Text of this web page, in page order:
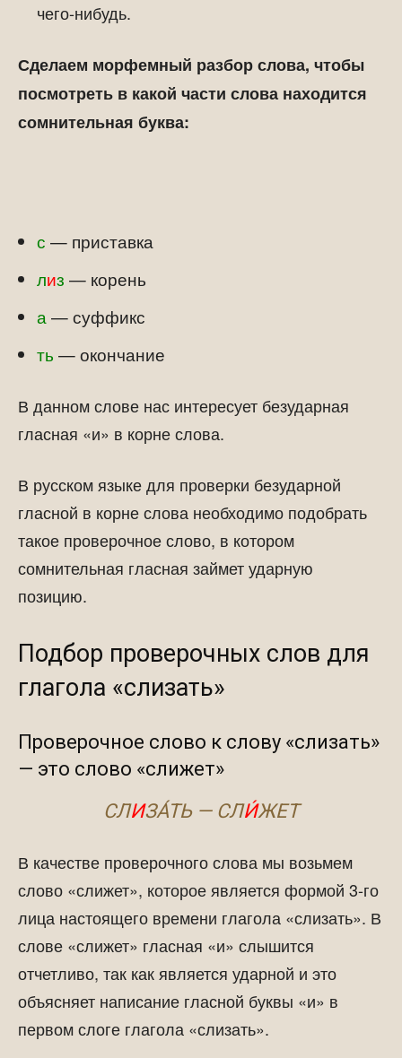
чего-нибудь.
Сделаем морфемный разбор слова, чтобы
посмотреть в какой части слова находится
сомнительная буква:
с — приставка
лиз — корень
а — суффикс
ть — окончание
В данном слове нас интересует безударная
гласная «и» в корне слова.
В русском языке для проверки безударной
гласной в корне слова необходимо подобрать
такое проверочное слово, в котором
сомнительная гласная займет ударную
позицию.
Подбор проверочных слов для
глагола «слизать»
Проверочное слово к слову «слизать»
— это слово «слижет»
СЛИЗА́ТЬ — СЛИ́ЖЕТ
В качестве проверочного слова мы возьмем
слово «слижет», которое является формой 3-го
лица настоящего времени глагола «слизать». В
слове «слижет» гласная «и» слышится
отчетливо, так как является ударной и это
объясняет написание гласной буквы «и» в
первом слоге глагола «слизать».